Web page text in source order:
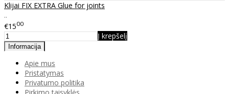
Klijai FIX EXTRA Glue for joints
..
€1500
Į krepšelį
Informacija
Apie mus
Pristatymas
Privatumo politika